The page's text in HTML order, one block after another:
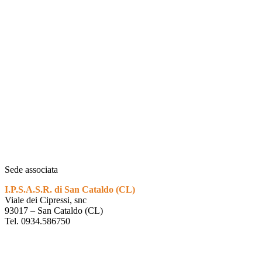
Sede associata
I.P.S.A.S.R. di San Cataldo (CL)
Viale dei Cipressi, snc
93017 – San Cataldo (CL)
Tel. 0934.586750